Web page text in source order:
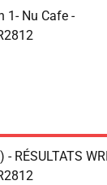
1- Nu Cafe -
- RÉSULTATS